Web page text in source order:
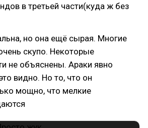
в третьей части(куда ж без
но она ещё сырая. Многие
скупо. Некоторые
не объяснены. Араки явно
видно. Но то, что он
мощно, что мелкие